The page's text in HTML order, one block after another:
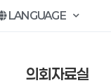
LANGUAGE
의회자료실